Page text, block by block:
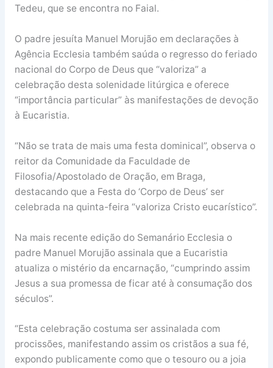
Tedeu, que se encontra no Faial.
O padre jesuíta Manuel Morujão em declarações à
Agência Ecclesia também saúda o regresso do feriado
nacional do Corpo de Deus que “valoriza” a
celebração desta solenidade litúrgica e oferece
“importância particular” às manifestações de devoção
à Eucaristia.
“Não se trata de mais uma festa dominical”, observa o
reitor da Comunidade da Faculdade de
Filosofia/Apostolado de Oração, em Braga,
destacando que a Festa do ‘Corpo de Deus’ ser
celebrada na quinta-feira “valoriza Cristo eucarístico”.
Na mais recente edição do Semanário Ecclesia o
padre Manuel Morujão assinala que a Eucaristia
atualiza o mistério da encarnação, “cumprindo assim
Jesus a sua promessa de ficar até à consumação dos
séculos”.
“Esta celebração costuma ser assinalada com
procissões, manifestando assim os cristãos a sua fé,
expondo publicamente como que o tesouro ou a joia